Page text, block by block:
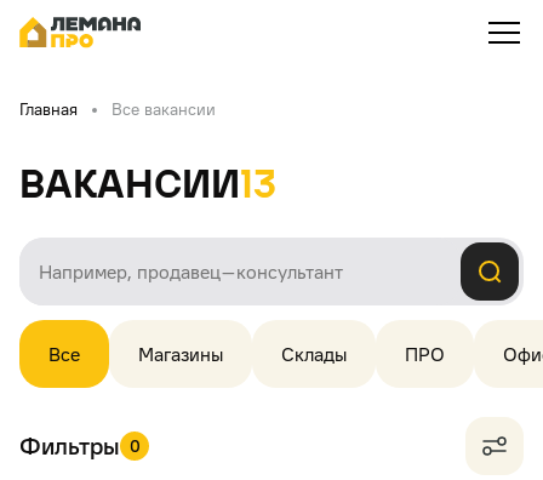
Главная Все вакансии
Вакансии13
Все Магазины Склады ПРО
Фильтры 0